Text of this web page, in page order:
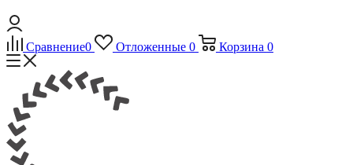
Сравнение0 Отложенные 0 Корзина 0